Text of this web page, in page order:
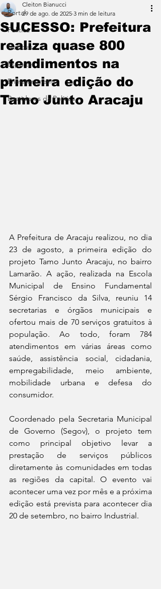
Portal
Política
Notícias
Esporte
Entretenimento
Bastidores da Política
SUCESSO: Prefeitura
realiza quase 800
atendimentos na
primeira edição do
Tamo Junto Aracaju
Cleiton Bianucci
29 de ago. de 2025 3 min de leitura
A Prefeitura de Aracaju realizou, no dia
23 de agosto, a primeira edição do
projeto Tamo Junto Aracaju, no bairro
Lamarão. A ação, realizada na Escola
Municipal de Ensino Fundamental
Sérgio Francisco da Silva, reuniu 14
secretarias e órgãos municipais e
ofertou mais de 70 serviços gratuitos à
população. Ao todo, foram 784
atendimentos em várias áreas como
saúde, assistência social, cidadania,
empregabilidade, meio ambiente,
mobilidade urbana e defesa do
consumidor.
Coordenado pela Secretaria Municipal
de Governo (Segov), o projeto tem
como principal objetivo levar a
prestação de serviços públicos
diretamente às comunidades em todas
as regiões da capital. O evento vai
acontecer uma vez por mês e a próxima
edição está prevista para acontecer dia
20 de setembro, no bairro Industrial.